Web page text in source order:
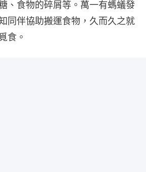
、食物的碎屑等。萬一有螞蟻發
同伴協助搬運食物，久而久之就
食。